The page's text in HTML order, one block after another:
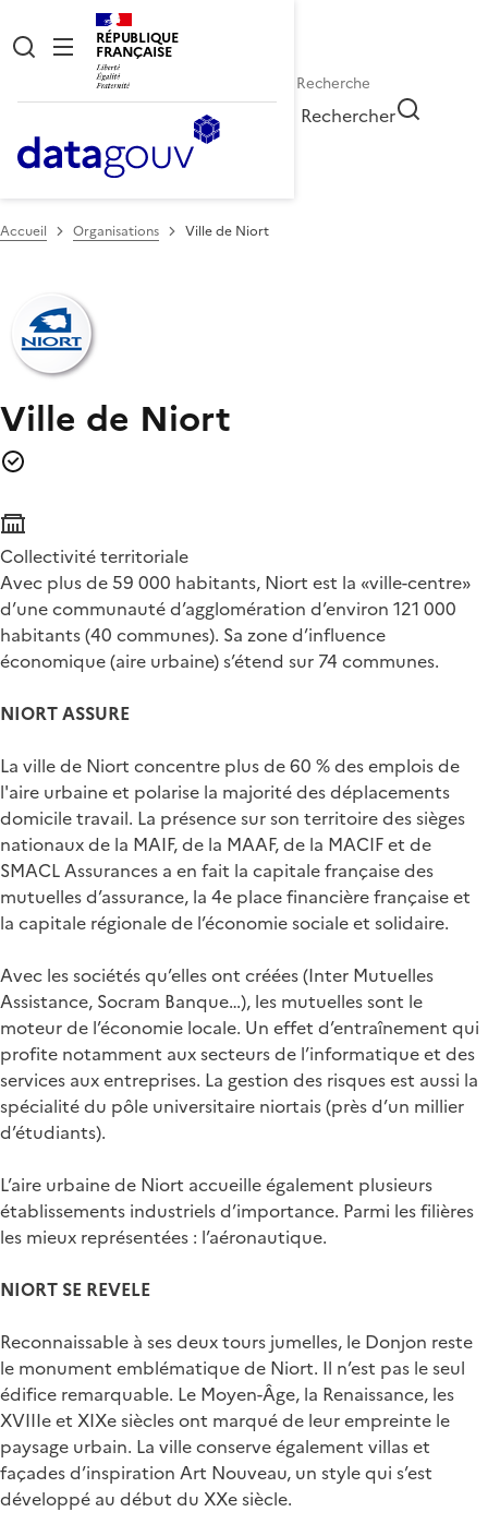
RÉPUBLIQUE
FRANÇAISE
Rechercher
Accueil Organisations Ville de Niort
Ville de Niort
Collectivité territoriale
Avec plus de 59 000 habitants, Niort est la «ville-centre»
d’une communauté d’agglomération d’environ 121 000
habitants (40 communes). Sa zone d’influence
économique (aire urbaine) s’étend sur 74 communes.
NIORT ASSURE
La ville de Niort concentre plus de 60 % des emplois de
l'aire urbaine et polarise la majorité des déplacements
domicile travail. La présence sur son territoire des sièges
nationaux de la MAIF, de la MAAF, de la MACIF et de
SMACL Assurances a en fait la capitale française des
mutuelles d’assurance, la 4e place financière française et
la capitale régionale de l’économie sociale et solidaire.
Avec les sociétés qu’elles ont créées (Inter Mutuelles
Assistance, Socram Banque…), les mutuelles sont le
moteur de l’économie locale. Un effet d’entraînement qui
profite notamment aux secteurs de l’informatique et des
services aux entreprises. La gestion des risques est aussi la
spécialité du pôle universitaire niortais (près d’un millier
d’étudiants).
L’aire urbaine de Niort accueille également plusieurs
établissements industriels d’importance. Parmi les filières
les mieux représentées : l’aéronautique.
NIORT SE REVELE
Reconnaissable à ses deux tours jumelles, le Donjon reste
le monument emblématique de Niort. Il n’est pas le seul
édifice remarquable. Le Moyen-Âge, la Renaissance, les
XVIIIe et XIXe siècles ont marqué de leur empreinte le
paysage urbain. La ville conserve également villas et
façades d’inspiration Art Nouveau, un style qui s’est
développé au début du XXe siècle.